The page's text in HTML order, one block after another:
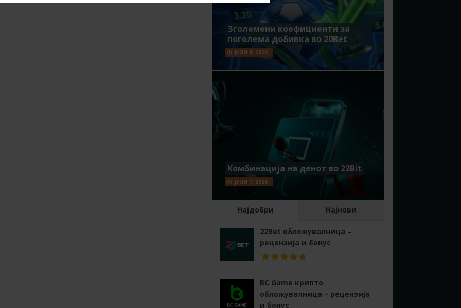
Зголемени коефициенти за
поголема добивка во 20Bet
ЈУЛИ 8, 2026
Комбинација на денот во 22Bit
ЈУЛИ 1, 2026
Најдобри Најнови
22Bet обложувалница –
рецензија и бонус
BC Game крипто
обложувалница – рецензија
и бонус